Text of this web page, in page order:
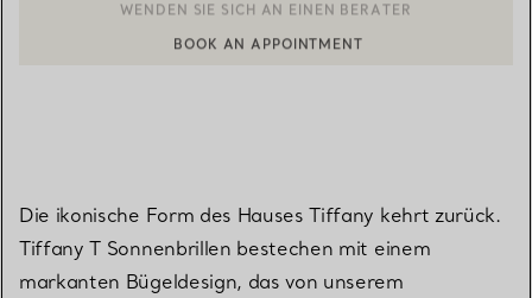
EINEN KUNDENBERATER KONTAKTIEREN ODER EINEN
Die ikonische Form des Hauses Tiffany kehrt zurück.
Tiffany T Sonnenbrillen bestechen mit einem
markanten Bügeldesign, das von unserem